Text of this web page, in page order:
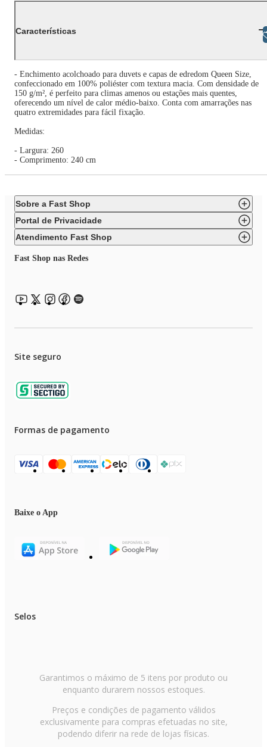
Características
- Enchimento acolchoado para duvets e capas de edredom Queen Size,
confeccionado em 100% poliéster com textura macia. Com densidade de
150 g/m², é perfeito para climas amenos ou estações mais quentes,
oferecendo um nível de calor médio-baixo. Conta com amarrações nas
quatro extremidades para fácil fixação.
Medidas:
- Largura: 260
- Comprimento: 240 cm
Sobre a Fast Shop
Portal de Privacidade
Atendimento Fast Shop
Fast Shop nas Redes
Site seguro
Formas de pagamento
Baixe o App
Selos
Garantimos o máximo de 5 itens por produto ou
enquanto durarem nossos estoques.
Preços e condições de pagamento válidos
exclusivamente para compras efetuadas no site,
podendo diferir na rede de lojas físicas.